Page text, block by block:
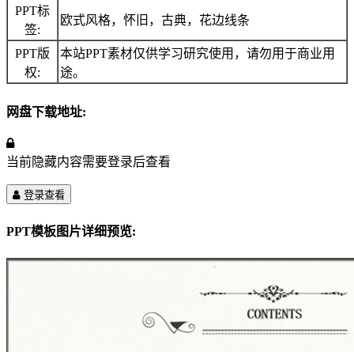
PPT标
签:
欧式风格，怀旧，古典，花边线条
PPT版
权:
本站PPT素材仅供学习研究使用，请勿用于商业用
途。
网盘下载地址:
当前隐藏内容需要登录后查看
登录查看
PPT模板图片详细预览: